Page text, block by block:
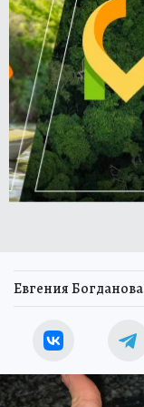
Евгения Богданова